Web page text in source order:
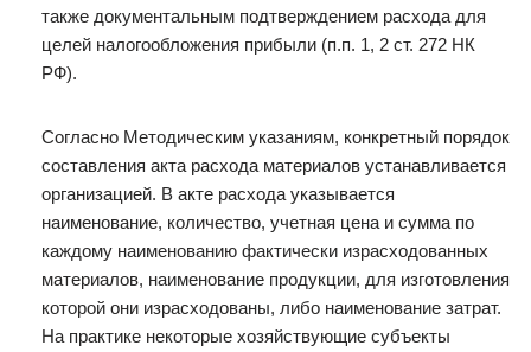
также документальным подтверждением расхода для
целей налогообложения прибыли (п.п. 1, 2 ст. 272 НК
РФ).
Согласно Методическим указаниям, конкретный порядок
составления акта расхода материалов устанавливается
организацией. В акте расхода указывается
наименование, количество, учетная цена и сумма по
каждому наименованию фактически израсходованных
материалов, наименование продукции, для изготовления
которой они израсходованы, либо наименование затрат.
На практике некоторые хозяйствующие субъекты